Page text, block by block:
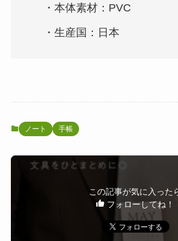
・本体素材：PVC
・生産国：日本
ノート 手帳
この記事が気に入った
フォローしてね！